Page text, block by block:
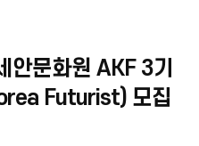
안문화원 AKF 3기
Futurist) 모집